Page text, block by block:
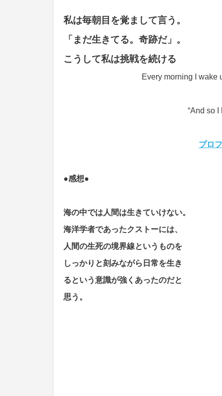
私は毎朝目を覚まして言う。
「まだ生きてる。奇跡だ」。
こうして私は挑戦を続ける
Every morning I wake
“And so
プロ
●感想●
海の中では人間は生きていけない。
海洋学者であったクストーには、
人間の生死の境界線というものを
しっかりと刻みながら日常を生き
るという意識が強くあったのだと
思う。